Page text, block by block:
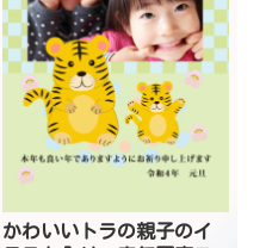
かわいいトラの親子のイ